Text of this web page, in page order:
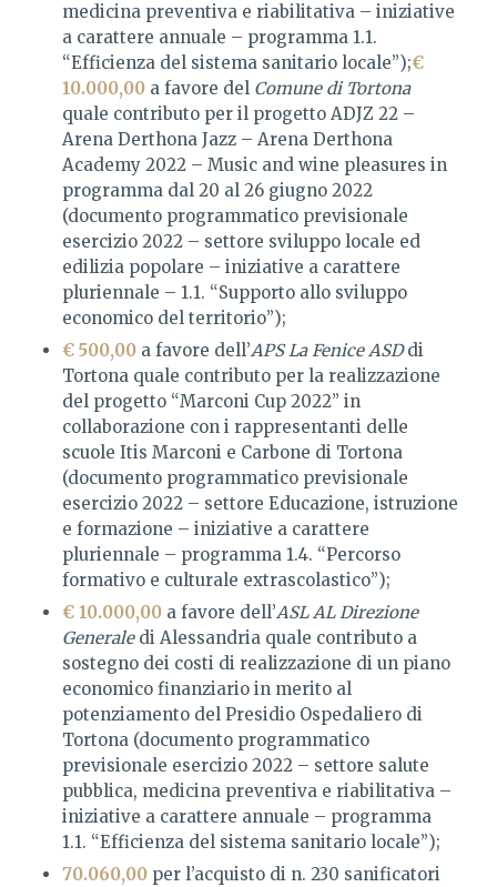
medicina preventiva e riabilitativa – iniziative
a carattere annuale – programma 1.1.
“Efficienza del sistema sanitario locale”);€
10.000,00a favore del Comune di Tortona
quale contributo per il progetto ADJZ 22 –
Arena Derthona Jazz – Arena Derthona
Academy 2022 – Music and wine pleasures in
programma dal 20 al 26 giugno 2022
(documento programmatico previsionale
esercizio 2022 – settore sviluppo locale ed
edilizia popolare – iniziative a carattere
pluriennale – 1.1. “Supporto allo sviluppo
economico del territorio”);
€ 500,00a favore dell’APS La Fenice ASDdi
Tortona quale contributo per la realizzazione
del progetto “Marconi Cup 2022” in
collaborazione con i rappresentanti delle
scuole Itis Marconi e Carbone di Tortona
(documento programmatico previsionale
esercizio 2022 – settore Educazione, istruzione
e formazione – iniziative a carattere
pluriennale – programma 1.4. “Percorso
formativo e culturale extrascolastico”);
€ 10.000,00a favore dell’ASL AL Direzione
Generaledi Alessandria quale contributo a
sostegno dei costi di realizzazione di un piano
economico finanziario in merito al
potenziamento del Presidio Ospedaliero di
Tortona (documento programmatico
previsionale esercizio 2022 – settore salute
pubblica, medicina preventiva e riabilitativa –
iniziative a carattere annuale – programma
1.1. “Efficienza del sistema sanitario locale”);
70.060,00per l’acquisto di n. 230 sanificatori